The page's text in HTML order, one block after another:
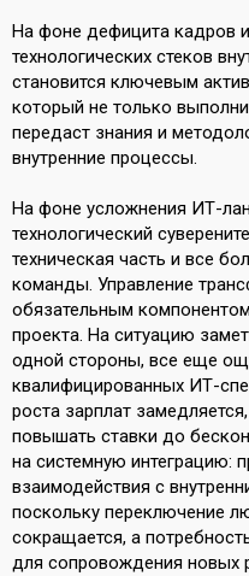
На фоне дефицита кадров
технологических стеков
становится ключевым
который не только
передаст знания и
внутренние процессы.
На фоне усложнения ИТ-
технологический
техническая часть и все
команды. Управление
обязательным
проекта. На ситуацию
одной стороны, все еще
квалифицированных ИТ-
роста зарплат
повышать ставки до
на системную интеграцию:
взаимодействия с
поскольку переключение
сокращается, а
для сопровождения новых